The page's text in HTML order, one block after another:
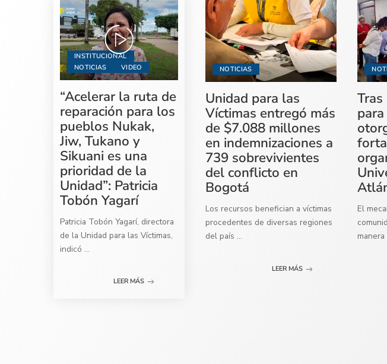
INSTITUCIONAL
NOTICIAS
VIDEO
“Acelerar la ruta de
reparación para los
pueblos Nukak,
Jiw, Tukano y
Sikuani es una
prioridad de la
Unidad”: Patricia
Tobón Yagarí
Patricia Tobón Yagarí, directora
de la Unidad para las Víctimas,
indicó ...
LEER MÁS
NOTICIAS
Unidad para las
Víctimas entregó más
de $7.088 millones
en indemnizaciones a
739 sobrevivientes
del conflicto en
Bogotá
Los recursos benefician a víctimas
procedentes de diversas regiones
del país ...
LEER MÁS
El